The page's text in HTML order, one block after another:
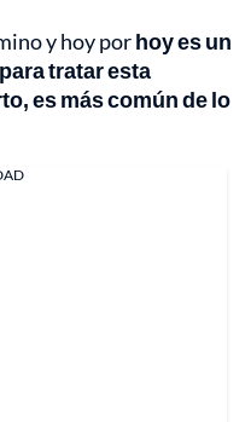
y hoy porhoy es un
tratar esta
es más común de lo